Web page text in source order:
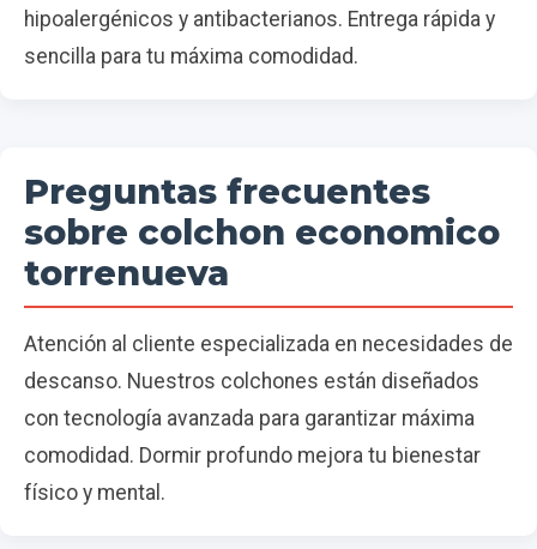
hipoalergénicos y antibacterianos. Entrega rápida y
sencilla para tu máxima comodidad.
Preguntas frecuentes
sobre colchon economico
torrenueva
Atención al cliente especializada en necesidades de
descanso. Nuestros colchones están diseñados
con tecnología avanzada para garantizar máxima
comodidad. Dormir profundo mejora tu bienestar
físico y mental.